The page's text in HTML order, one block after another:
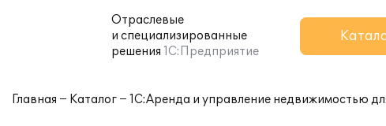
Отраслевые
и специализированные
решения 1С:Предприятие
Главная Каталог 1С:Аренда и управление недвижимостью